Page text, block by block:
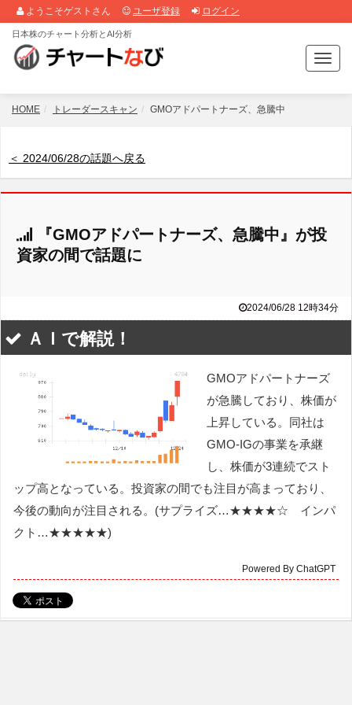
ようこそゲストさん ユーザ登録 ログイン
T
o
g
a
日本株のチャート分析とAI分析
HOME トレーダースキャン GMOアドパートナーズ、急騰中
＜ 2024/06/28の話題へ戻る
『GMOアドパートナーズ、急騰中』が投
資家の間で話題に
2024/06/28 12時34分
ＡＩで解説！
GMOアドパートナーズ
が急騰しており、株価が
上昇している。同社は
GMO-IGの事業を承継
し、株価が3連続でスト
ップ高となっている。投資家の間でも注目が高まっており、
今後の動向が注目される。(サプライズ…★★★★☆ インパ
クト…★★★★★)
Powered By ChatGPT